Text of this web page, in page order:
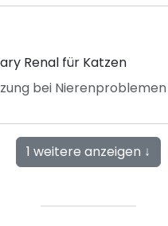
Renal für Katzen
bei Nierenproblemen
1 weitere anzeigen ↓